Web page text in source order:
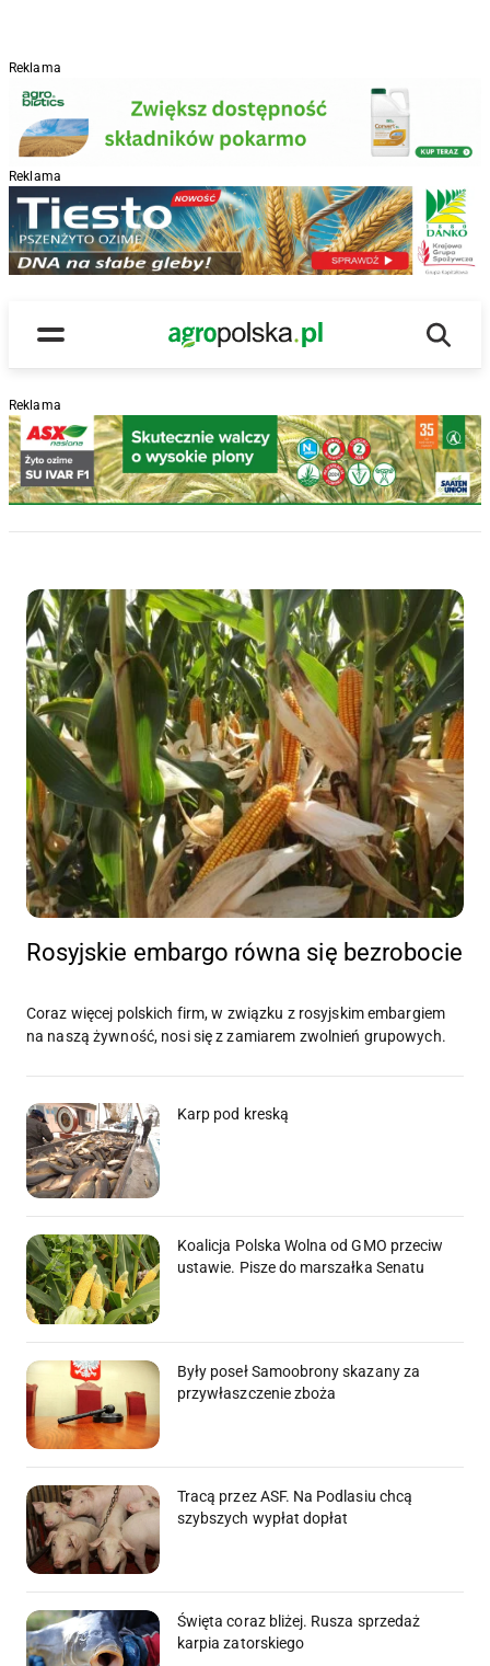
Reklama
Reklama
Menu
Main Logo
Reklama
Rosyjskie embargo równa się bezrobocie
Coraz więcej polskich firm, w związku z rosyjskim embargiem
na naszą żywność, nosi się z zamiarem zwolnień grupowych.
Karp pod kreską
Koalicja Polska Wolna od GMO przeciw
ustawie. Pisze do marszałka Senatu
Były poseł Samoobrony skazany za
przywłaszczenie zboża
Tracą przez ASF. Na Podlasiu chcą
szybszych wypłat dopłat
Święta coraz bliżej. Rusza sprzedaż
karpia zatorskiego